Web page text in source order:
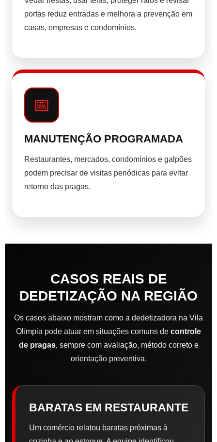
portas reduz entradas e melhora a prevenção em
casas, empresas e condomínios.
📅
MANUTENÇÃO PROGRAMADA
Restaurantes, mercados, condomínios e galpões
podem precisar de visitas periódicas para evitar
retorno das pragas.
CASOS REAIS DE
DEDETIZAÇÃO NA REGIÃO
Os casos abaixo mostram como a dedetizadora na Vila
Olímpia pode atuar em situações comuns de controle
de pragas, sempre com avaliação, método correto e
orientação preventiva.
BARATAS EM RESTAURANTE
Um comércio relatou baratas próximas à